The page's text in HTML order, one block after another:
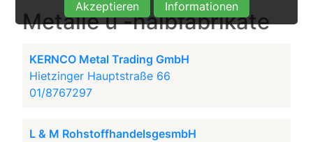
Akzeptieren
Informationen
Metalle u -halbfabrikate
KERNCO Metal Trading GmbH
Hietzinger Hauptstraße 66
01/8767297
L & M RohstoffhandelsgesmbH